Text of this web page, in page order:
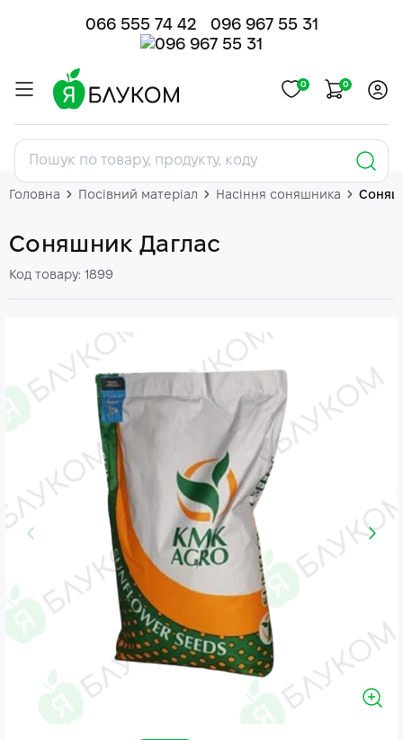
066 555 74 42 096 967 55 31
0 0
Головна Посівний матеріал Насіння соняшника
Соняшник Даглас
Код товару: 1899